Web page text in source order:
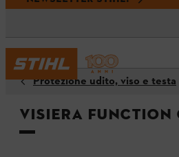
Protezione udito, viso e testa
Visiera FUNCTION